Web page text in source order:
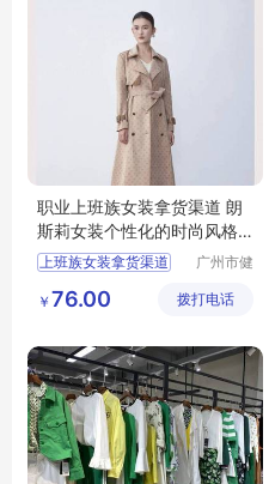
职业上班族女装拿货渠道 朗
斯莉女装个性化的时尚风格
广州服装市场
上班族女装拿货渠道
广州服装市场
广州市健
限公司
￥ 76.00 拨打电话